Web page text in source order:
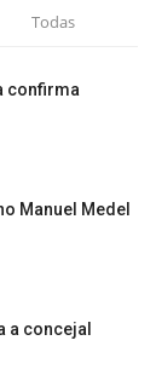
Todas
confirma
Manuel Medel
a concejal